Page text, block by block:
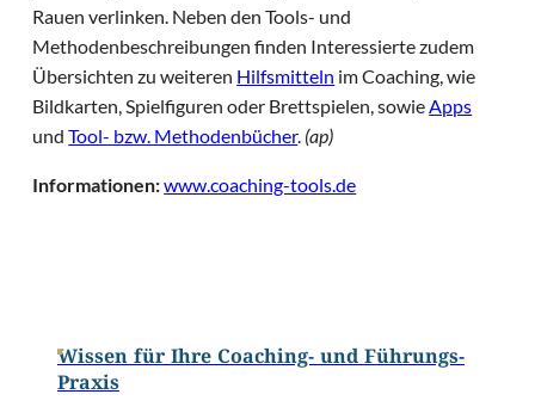
Rauen verlinken. Neben den Tools- und
Methodenbeschreibungen finden Interessierte zudem
Übersichten zu weiteren Hilfsmitteln im Coaching, wie
Bildkarten, Spielfiguren oder Brettspielen, sowieApps
undTool- bzw. Methodenbücher. (ap)
Informationen:www.coaching-tools.de
Wissen für Ihre Coaching- und Führungs-
Praxis